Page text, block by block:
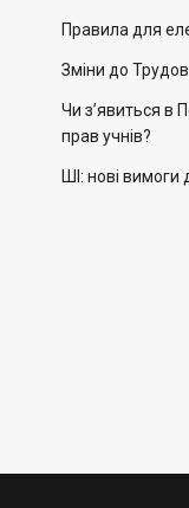
Правила для
Зміни до
Чи з’явиться в
прав учнів?
ШІ: нові вимоги